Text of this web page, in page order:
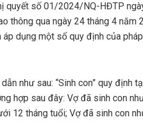
quyết số 01/2024/NQ-HĐTP
thông qua ngày 24 tháng 4 năm
dụng một số quy định của
như sau: “Sinh con” quy định
hợp sau đây: Vợ đã sinh con
12 tháng tuổi; Vợ đã sinh con